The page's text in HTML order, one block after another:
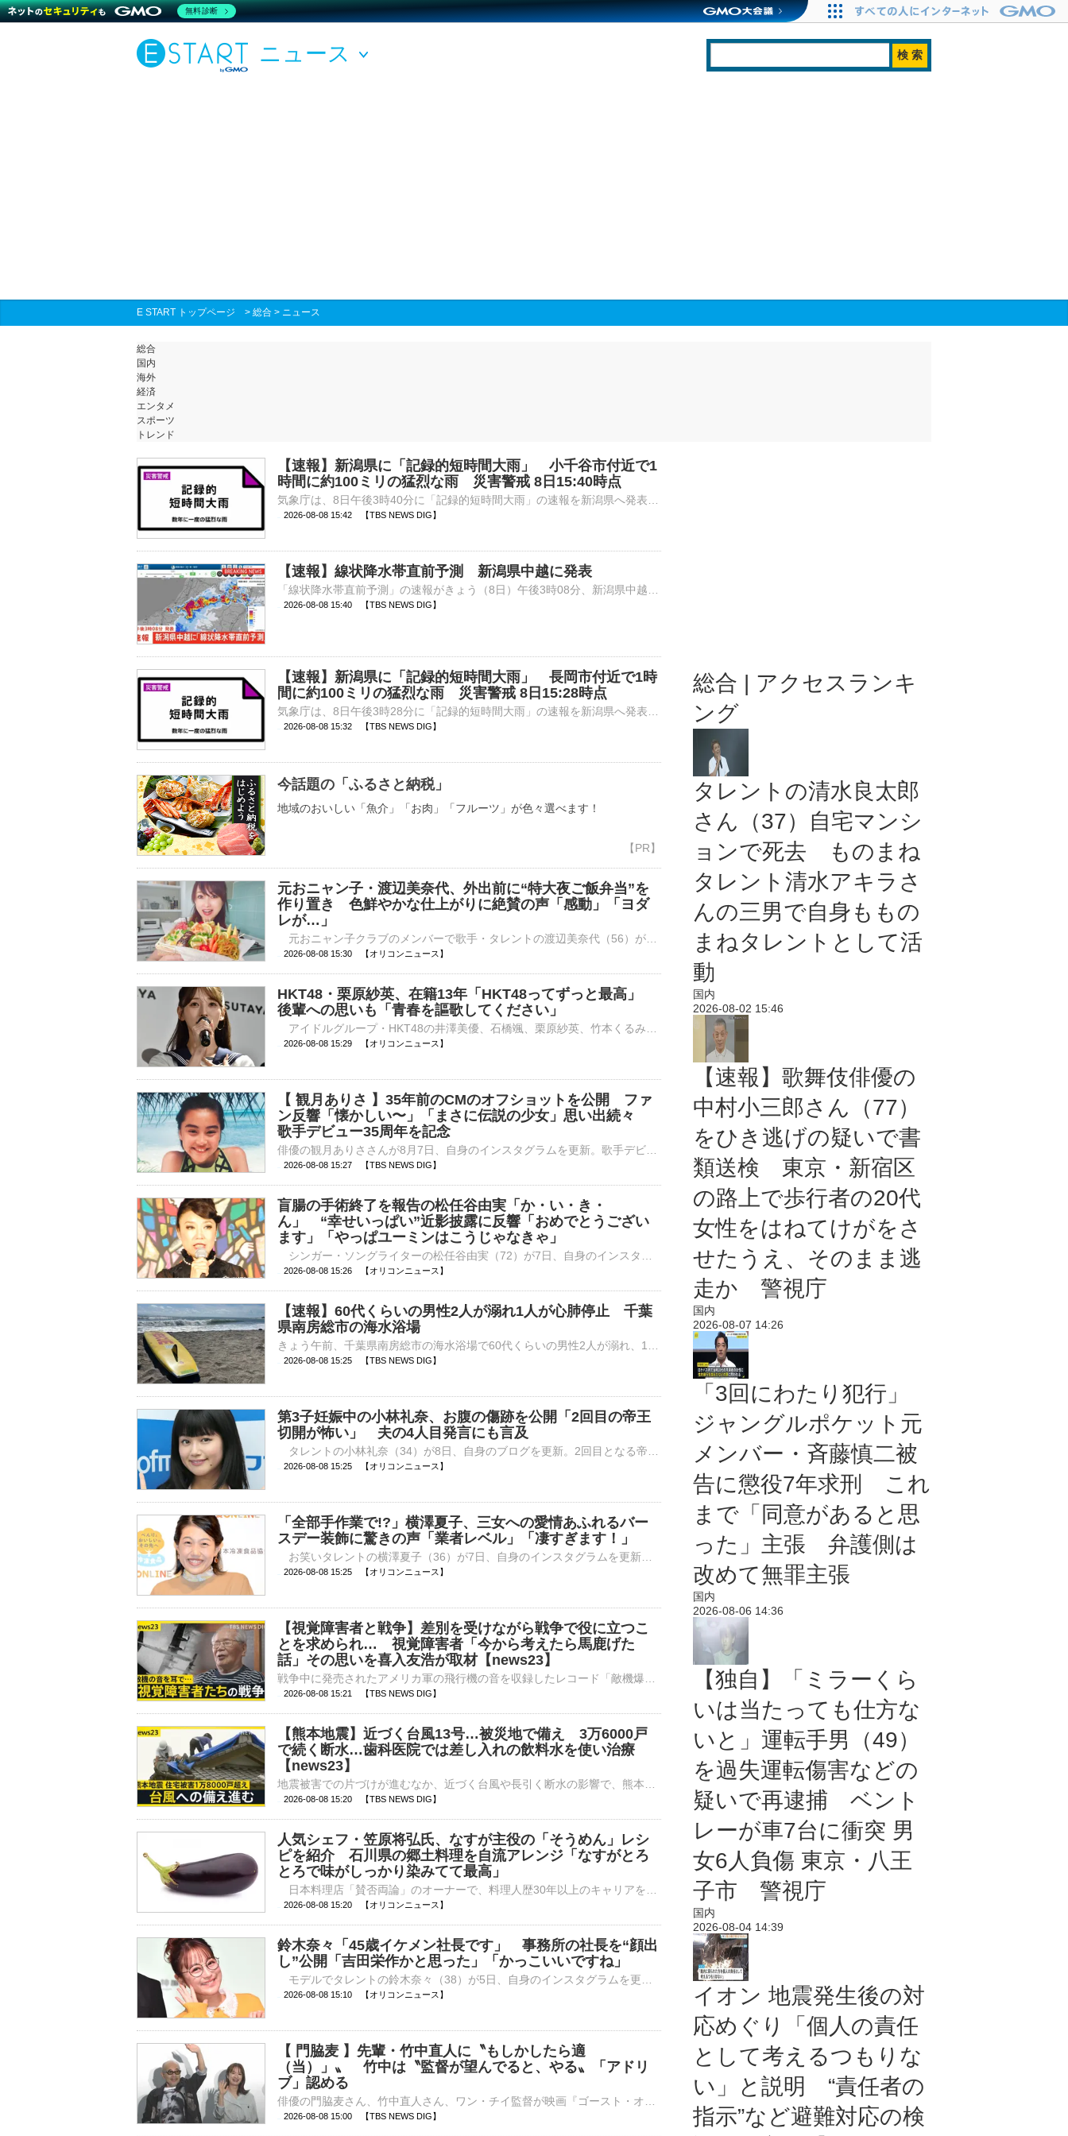
ニュース
E START トップページ > 総合 > ニュース
総合
国内
海外
経済
エンタメ
スポーツ
トレンド
【速報】新潟県に「記録的短時間大雨」 小千谷市付近で1
時間に約100ミリの猛烈な雨 災害警戒 8日15:40時点
2026-08-08 15:42 【TBS NEWS DIG】
【速報】線状降水帯直前予測 新潟県中越に発表
2026-08-08 15:40 【TBS NEWS DIG】
【速報】新潟県に「記録的短時間大雨」 長岡市付近で1時
間に約100ミリの猛烈な雨 災害警戒 8日15:28時点
2026-08-08 15:32 【TBS NEWS DIG】
今話題の「ふるさと納税」
地域のおいしい「魚介」「お肉」「フルーツ」が色々選べます！
元おニャン子・渡辺美奈代、外出前に“特大夜ご飯弁当”を
作り置き 色鮮やかな仕上がりに絶賛の声「感動」「ヨダ
レが…」
2026-08-08 15:30 【オリコンニュース】
HKT48・栗原紗英、在籍13年「HKT48ってずっと最高」
後輩への思いも「青春を謳歌してください」
2026-08-08 15:29 【オリコンニュース】
【 観月ありさ 】35年前のCMのオフショットを公開 ファ
ン反響「懐かしい〜」「まさに伝説の少女」思い出続々
歌手デビュー35周年を記念
2026-08-08 15:27 【TBS NEWS DIG】
盲腸の手術終了を報告の松任谷由実「か・い・き・
ん」 “幸せいっぱい”近影披露に反響「おめでとうござい
ます」「やっぱユーミンはこうじゃなきゃ」
2026-08-08 15:26 【オリコンニュース】
【速報】60代くらいの男性2人が溺れ1人が心肺停止 千葉
県南房総市の海水浴場
2026-08-08 15:25 【TBS NEWS DIG】
第3子妊娠中の小林礼奈、お腹の傷跡を公開「2回目の帝王
切開が怖い」 夫の4人目発言にも言及
2026-08-08 15:25 【オリコンニュース】
「全部手作業で!?」横澤夏子、三女への愛情あふれるバー
スデー装飾に驚きの声「業者レベル」「凄すぎます！」
2026-08-08 15:25 【オリコンニュース】
【視覚障害者と戦争】差別を受けながら戦争で役に立つこ
とを求められ… 視覚障害者「今から考えたら馬鹿げた
話」その思いを喜入友浩が取材【news23】
2026-08-08 15:21 【TBS NEWS DIG】
【熊本地震】近づく台風13号…被災地で備え 3万6000戸
で続く断水…歯科医院では差し入れの飲料水を使い治療
【news23】
2026-08-08 15:20 【TBS NEWS DIG】
人気シェフ・笠原将弘氏、なすが主役の「そうめん」レシ
ピを紹介 石川県の郷土料理を自流アレンジ「なすがとろ
とろで味がしっかり染みてて最高」
2026-08-08 15:20 【オリコンニュース】
鈴木奈々「45歳イケメン社長です」 事務所の社長を“顔出
し”公開「吉田栄作かと思った」「かっこいいですね」
2026-08-08 15:10 【オリコンニュース】
【 門脇麦 】先輩・竹中直人に〝もしかしたら適
（当）」〟 竹中は〝監督が望んでると、やる〟「アドリ
ブ」認める
2026-08-08 15:00 【TBS NEWS DIG】
総合 | アクセスランキ
ング
タレントの清水良太郎
さん（37）自宅マンシ
ョンで死去 ものまね
タレント清水アキラさ
んの三男で自身ももの
まねタレントとして活
動
国内
2026-08-02 15:46
【速報】歌舞伎俳優の
中村小三郎さん（77）
をひき逃げの疑いで書
類送検 東京・新宿区
の路上で歩行者の20代
女性をはねてけがをさ
せたうえ、そのまま逃
走か 警視庁
国内
2026-08-07 14:26
「3回にわたり犯行」
ジャングルポケット元
メンバー・斉藤慎二被
告に懲役7年求刑 これ
まで「同意があると思
った」主張 弁護側は
改めて無罪主張
国内
2026-08-06 14:36
【独自】「ミラーくら
いは当たっても仕方な
いと」運転手男（49）
を過失運転傷害などの
疑いで再逮捕 ベント
レーが車7台に衝突 男
女6人負傷 東京・八王
子市 警視庁
国内
2026-08-04 14:39
イオン 地震発生後の対
応めぐり「個人の責任
として考えるつもりな
い」と説明 “責任者の
指示”など避難対応の検
無料診断